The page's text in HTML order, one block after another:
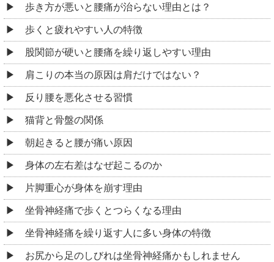
歩き方が悪いと腰痛が治らない理由とは？
歩くと疲れやすい人の特徴
股関節が硬いと腰痛を繰り返しやすい理由
肩こりの本当の原因は肩だけではない？
反り腰を悪化させる習慣
猫背と骨盤の関係
朝起きると腰が痛い原因
身体の左右差はなぜ起こるのか
片脚重心が身体を崩す理由
坐骨神経痛で歩くとつらくなる理由
坐骨神経痛を繰り返す人に多い身体の特徴
お尻から足のしびれは坐骨神経痛かもしれません